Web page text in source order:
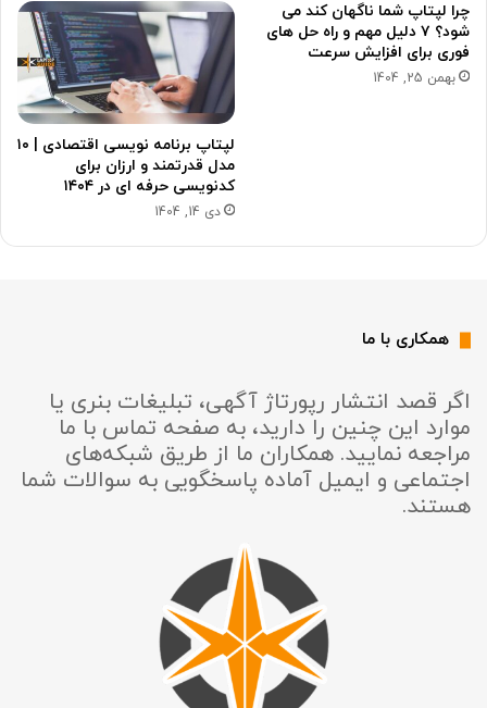
چرا لپتاپ شما ناگهان کند می
شود؟ ۷ دلیل مهم و راه حل های
فوری برای افزایش سرعت
بهمن 25, 1404
لپتاپ برنامه نویسی اقتصادی | ۱۰
مدل قدرتمند و ارزان برای
کدنویسی حرفه ای در ۱۴۰۴
دی 14, 1404
همکاری با ما
اگر قصد انتشار رپورتاژ آگهی، تبلیغات بنری یا
موارد این چنین را دارید، به صفحه تماس با ما
مراجعه نمایید. همکاران ما از طریق شبکه‌های
اجتماعی و ایمیل آماده پاسخگویی به سوالات شما
هستند.